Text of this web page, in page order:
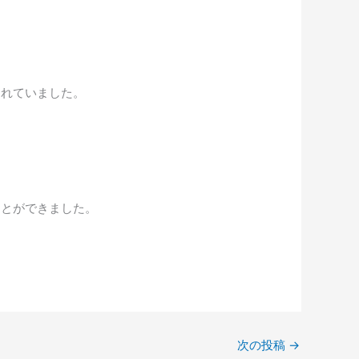
ていました。
ができました。
次の投稿 →